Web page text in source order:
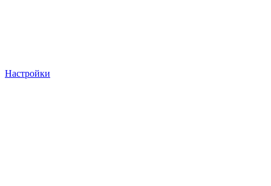
Настройки